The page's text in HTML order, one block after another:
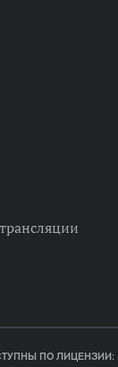
ПО ЛИЦЕНЗИИ: